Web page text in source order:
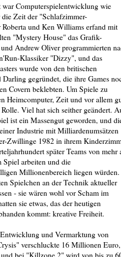
Computerspielentwicklung wie
Zeit der "Schlafzimmer-
und Ken Williams erfand mit
"Mystery House" das Grafik-
Andrew Oliver programmierten
Klassiker "Dizzy", und das
wurde von den britischen
gegründet, die ihre Games
Covern beklebten. Um Spiele zu
Heimcomputer, Zeit und vor allem
Viel hat sich seither geändert.
ist ein Massengut geworden, und
Industrie mit Milliardenumsätzen
Zwillinge 1982 in ihrem
später Teams von mehr
arbeiten und die
Millionenbereich liegen würden.
Spielchen an der Technik aktueller
- sie wären wohl vor Scham im
sie etwas, das der heutigen
kommt: kreative Freiheit.
und Vermarktung von
verschluckte 16 Millionen Euro,
bei "Killzone 2" wird von bis zu